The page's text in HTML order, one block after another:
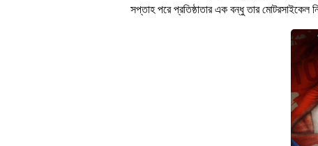
সপ্তাহ পরে প্রতিষ্ঠাতার এক বন্ধু তার মোটরসাইকেল